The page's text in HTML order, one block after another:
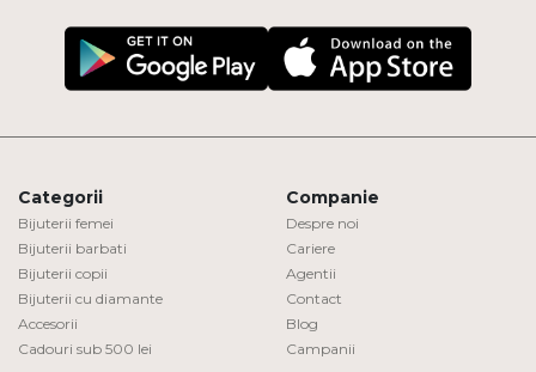
Categorii
Bijuterii femei
Bijuterii barbati
Bijuterii copii
Bijuterii cu diamante
Accesorii
Cadouri sub 500 lei
Companie
Despre noi
Cariere
Agentii
Contact
Blog
Campanii